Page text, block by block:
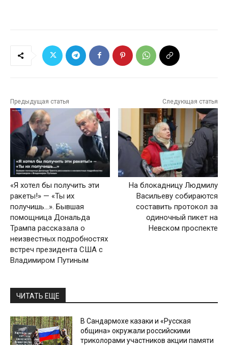
Предыдущая статья
«Я хотел бы получить эти
ракеты!» — «Ты их
получишь…». Бывшая
помощница Дональда
Трампа рассказала о
неизвестных подробностях
встреч президента США с
Владимиром Путиным
Следующая статья
На блокадницу Людмилу
Васильеву собираются
составить протокол за
одиночный пикет на
Невском проспекте
ЧИТАТЬ ЕЩЕ
В Сандармохе казаки и «Русская
община» окружали российскими
триколорами участников акции памяти